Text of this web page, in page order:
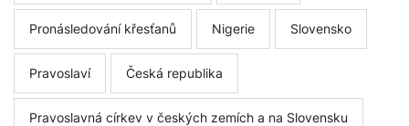
Pronásledování křesťanů Nigerie Slovensko
Pravoslaví Česká republika
Pravoslavná církev v českých zemích a na Slovensku